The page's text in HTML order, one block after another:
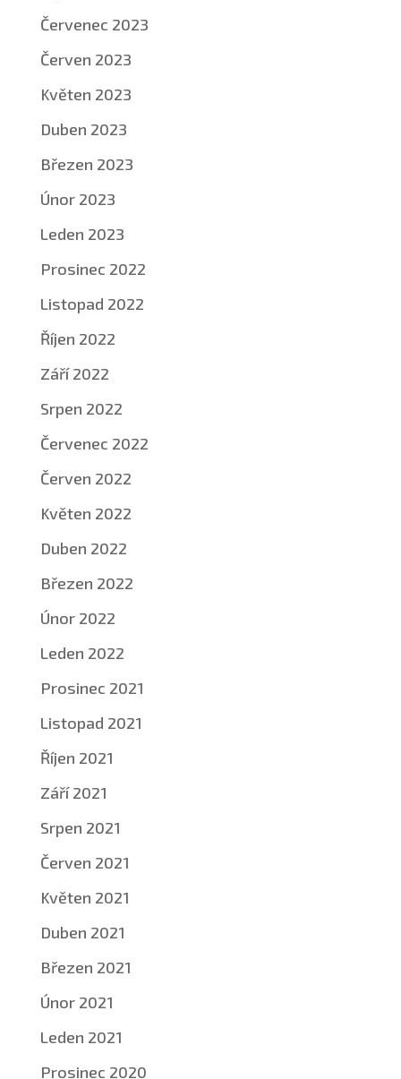
Červenec 2023
Červen 2023
Květen 2023
Duben 2023
Březen 2023
Únor 2023
Leden 2023
Prosinec 2022
Listopad 2022
Říjen 2022
Září 2022
Srpen 2022
Červenec 2022
Červen 2022
Květen 2022
Duben 2022
Březen 2022
Únor 2022
Leden 2022
Prosinec 2021
Listopad 2021
Říjen 2021
Září 2021
Srpen 2021
Červen 2021
Květen 2021
Duben 2021
Březen 2021
Únor 2021
Leden 2021
Prosinec 2020